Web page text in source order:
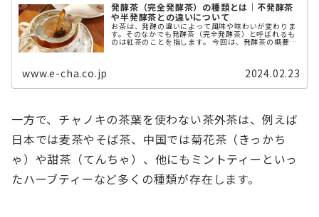
発酵茶（完全発酵茶）の種類とは｜不発酵茶
や半発酵茶との違いについて
お茶は、発酵の違いによって風味や味わいが変わりま
す。そのなかでも発酵茶（完全発酵茶）と呼ばれるも
のは紅茶のことを指します。 今回は、発酵茶の概要
www.e-cha.co.jp 2024.02.23
一方で、チャノキの茶葉を使わない茶外茶は、例えば
日本では麦茶やそば茶、中国では菊花茶（きっかち
ゃ）や甜茶（てんちゃ）、他にもミントティーといっ
たハーブティーなど多くの種類が存在します。